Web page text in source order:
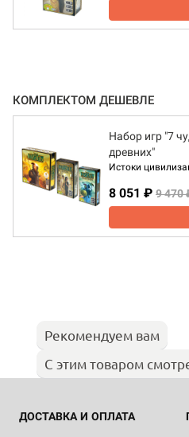
КОМПЛЕКТОМ ДЕШЕВЛЕ
Набор игр "7
древних"
Истоки
8 051 ₽ 9 470
Рекомендуем вам
С этим товаром
ДОСТАВКА И ОПЛАТА